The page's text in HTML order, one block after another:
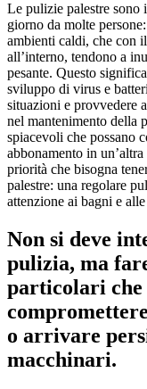
Le pulizie palestre sono
giorno da molte
ambienti caldi, che con
all’interno, tendono a
pesante. Questo
sviluppo di virus e
situazioni e provvedere
nel mantenimento della
spiacevoli che possano
abbonamento in
priorità che bisogna
palestre: una regolare
attenzione ai bagni e
Non si deve
pulizia, ma
particolari
o arrivare
macchinari.